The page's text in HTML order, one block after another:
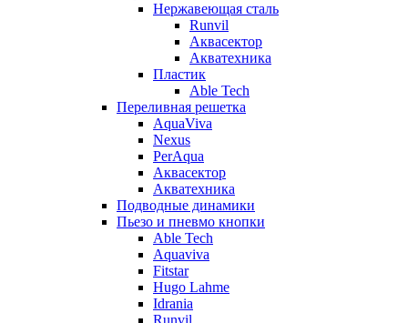
Нержавеющая сталь
Runvil
Аквасектор
Акватехника
Пластик
Able Tech
Переливная решетка
AquaViva
Nexus
PerAqua
Аквасектор
Акватехника
Подводные динамики
Пьезо и пневмо кнопки
Able Tech
Aquaviva
Fitstar
Hugo Lahme
Idrania
Runvil